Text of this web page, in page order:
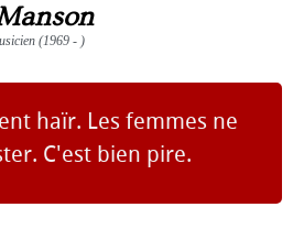
(1969 - )
haïr. Les femmes ne
C'est bien pire.